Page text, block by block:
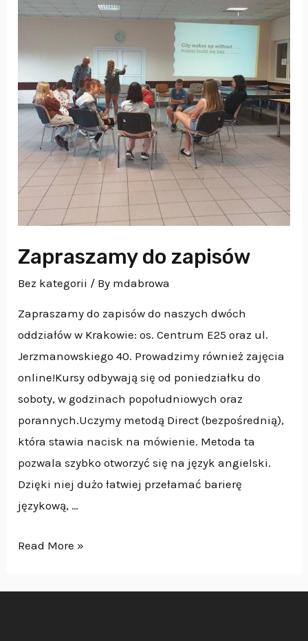
Zapraszamy do zapisów
Bez kategorii / By mdabrowa
Zapraszamy do zapisów do naszych dwóch
oddziałów w Krakowie: os. Centrum E25 oraz ul.
Jerzmanowskiego 40. Prowadzimy również zajęcia
online!Kursy odbywają się od poniedziałku do
soboty, w godzinach popołudniowych oraz
porannych.Uczymy metodą Direct (bezpośrednią),
która stawia nacisk na mówienie. Metoda ta
pozwala szybko otworzyć się na język angielski.
Dzięki niej dużo łatwiej przełamać barierę
językową, …
Read More »